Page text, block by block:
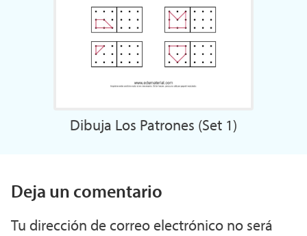
Dibuja Los Patrones (Set 1)
Deja un comentario
Tu dirección de correo electrónico no será